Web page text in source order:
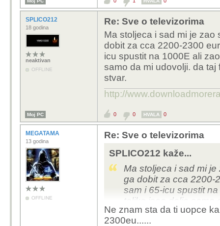
SPLICO212
18 godina
neaktivan
OFFLINE
Re: Sve o televizorima
Ma stoljeca i sad mi je
dobit za cca 2200-2300
icu spustit na 1000E ali
samo da mi udovolji. da
stvar.
http://
Moj PC 0 0 HVALA 0
MEGATAMA
13 godina
OFFLINE
Re: Sve o televizorima
SPLICO212 kaže...
Ma stoljeca i sad mi
ga dobit za cca 2200-
sam i 65-icu spustit
toliko isao dolje samo
iza panela je bolesna
Ne znam sta da ti uopce
2300eu......